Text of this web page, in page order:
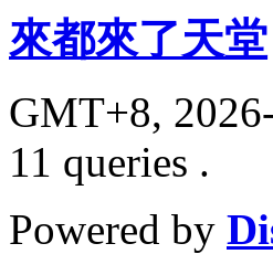
來都來了天堂
GMT+8,
11 queries .
Powered by